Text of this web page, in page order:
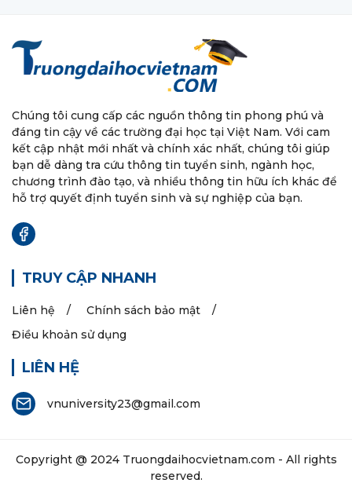
Chúng tôi cung cấp các nguồn thông tin phong phú và
đáng tin cậy về các trường đại học tại Việt Nam. Với cam
kết cập nhật mới nhất và chính xác nhất, chúng tôi giúp
bạn dễ dàng tra cứu thông tin tuyển sinh, ngành học,
chương trình đào tạo, và nhiều thông tin hữu ích khác để
hỗ trợ quyết định tuyển sinh và sự nghiệp của bạn.
TRUY CẬP NHANH
Liên hệ
Chính sách bảo mật
Điều khoản sử dụng
LIÊN HỆ
vnuniversity23@gmail.com
Copyright @ 2024 Truongdaihocvietnam.com - All rights
reserved.